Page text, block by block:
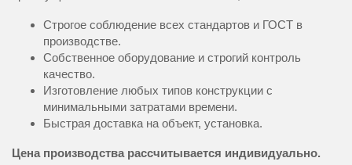
Строгое соблюдение всех стандартов и ГОСТ в
производстве.
Собственное оборудование и строгий контроль
качество.
Изготовление любых типов конструкции с
минимальными затратами времени.
Быстрая доставка на объект, установка.
Цена производства рассчитывается индивидуально.